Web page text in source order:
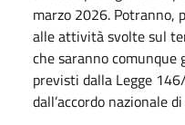
marzo 2026. Potranno,
alle attività svolte sul
che saranno
previsti dalla Legge
dall’accordo nazionale